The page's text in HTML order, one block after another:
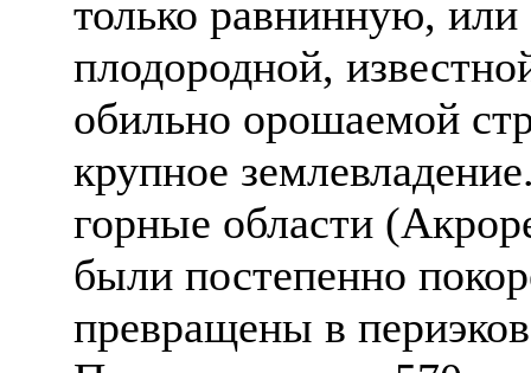
только равнинную,
плодородной,
обильно орошаемой
крупное
горные области
были постепенно
превращены в